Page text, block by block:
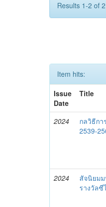
Results 1-2 of
Item hits:
Issue
Date
Title
2024
กลวิธีก
2539-
2024
สัจนิยม
รางวัลซี